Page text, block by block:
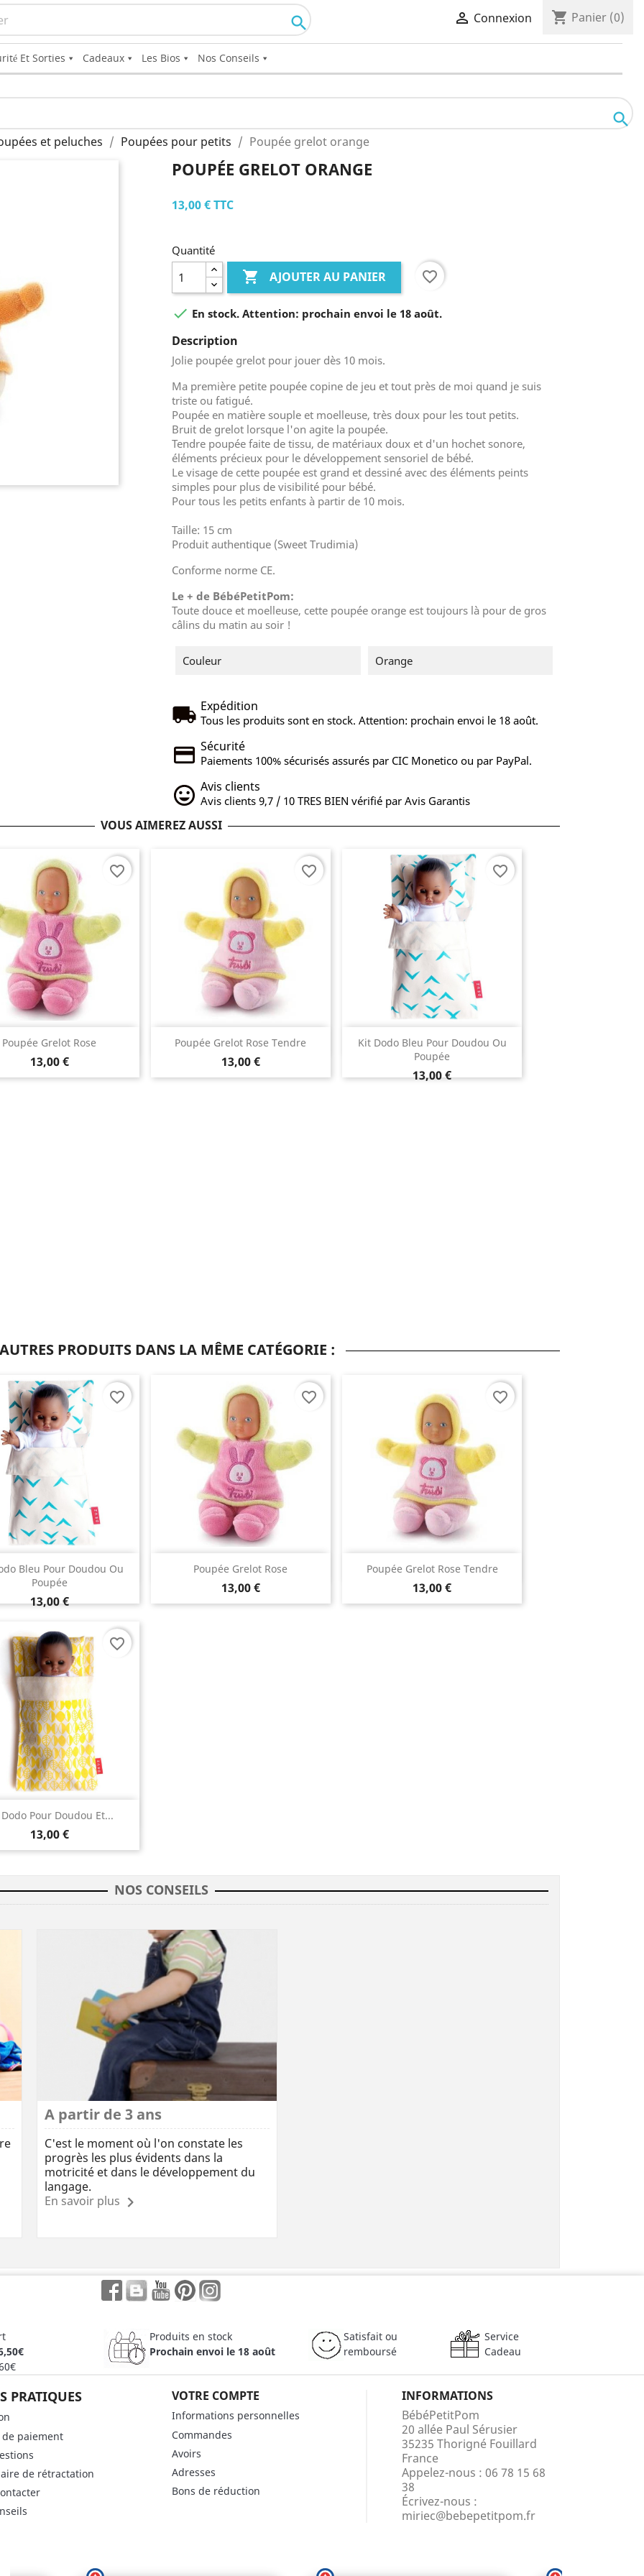
  Connexion shopping_cart Panier (0)
Et Sorties Cadeaux Les Bios Nos Conseils

et peluches Poupées pour petits Poupée grelot orange
POUPÉE GRELOT ORANGE
13,00 €TTC
Quantité
 AJOUTER AU PANIER favorite_border
 En stock. Attention: prochain envoi le 18 août.
Description
Jolie poupée grelot pour jouer dès 10 mois.
Ma première petite poupée copine de jeu et tout près de moi quand je suis
triste ou fatigué.
Poupée en matière souple et moelleuse, très doux pour les tout petits.
Bruit de grelot lorsque l'on agite la poupée.
Tendre poupée faite de tissu, de matériaux doux et d'un hochet sonore,
éléments précieux pour le développement sensoriel de bébé.
Le visage de cette poupée est grand et dessiné avec des éléments peints
simples pour plus de visibilité pour bébé.
Pour tous les petits enfants à partir de 10 mois.
Taille: 15 cm
Produit authentique (Sweet Trudimia)
Conforme norme CE.
Le + de BébéPetitPom:
Toute douce et moelleuse, cette poupée orange est toujours là pour de gros
câlins du matin au soir !
Couleur Orange
Expédition
Tous les produits sont en stock. Attention: prochain envoi le 18 août.
Sécurité
Paiements 100% sécurisés assurés par CIC Monetico ou par PayPal.
Avis clients
Avis clients 9,7 / 10 TRES BIEN vérifié par Avis Garantis
VOUS AIMEREZ AUSSI
Poupée Grelot Rose
13,00 €
Aperçu rapide
favorite_border
Poupée Grelot Rose Tendre
13,00 €
Aperçu rapide
favorite_border
Kit Dodo Bleu Pour Doudou Ou
Poupée
13,00 €
 Aperçu rapide
favorite_border
PRODUITS DANS LA MÊME CATÉGORIE :
Bleu Pour Doudou Ou
Poupée
13,00 €
 Aperçu rapide
favorite_border
Poupée Grelot Rose
13,00 €
Aperçu rapide
favorite_border
Poupée Grelot Rose Tendre
13,00 €
Aperçu rapide
favorite_border
Pour Doudou Et...
13,00 €
Aperçu rapide
favorite_border
NOS CONSEILS
A partir de 3 ans
C'est le moment où l'on constate les
progrès les plus évidents dans la
motricité et dans le développement du
langage.
En savoir plus
Facebook
Rss YouTubePinterest
Produits en stock
Prochain envoi le 18 août
Satisfait ou
remboursé
Service
Cadeau
PRATIQUES
de paiement
de rétractation
VOTRE COMPTE
Informations personnelles
Commandes
Avoirs
Adresses
Bons de réduction
INFORMATIONS
BébéPetitPom
20 allée Paul Sérusier
35235 Thorigné Fouillard
France
Appelez-nous : 06 78 15 68
38
Écrivez-nous :
miriec@bebepetitpom.fr